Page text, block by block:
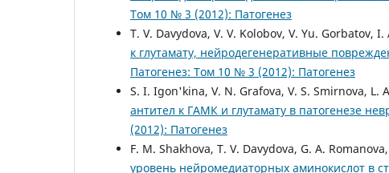
Том 10 № 3 (2012): Патогенез
T. V. Davydova, V. V. Kolobov, V. Yu. Gorbatov,
к глутамату, нейродегенеративные
Патогенез: Том 10 № 3 (2012): Патогенез
S. I. Igon'kina, V. N. Grafova, V. S. Smirnova, L.
антител к ГАМК и глутамату в патогенезе
(2012): Патогенез
F. M. Shakhova, T. V. Davydova, G. A. Romanova,
уровень нейромедиаторных аминокислот в